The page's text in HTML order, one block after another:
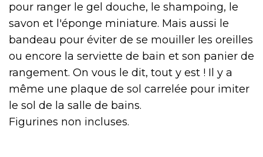
pour ranger le gel douche, le shampoing, le
savon et l'éponge miniature. Mais aussi le
bandeau pour éviter de se mouiller les oreilles
ou encore la serviette de bain et son panier de
rangement. On vous le dit, tout y est ! Il y a
même une plaque de sol carrelée pour imiter
le sol de la salle de bains.
Figurines non incluses.